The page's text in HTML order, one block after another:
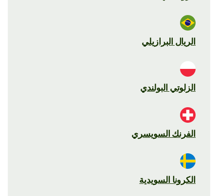
الريال البرازيلي
الزلوتي البولندي
الفرنك السويسري
الكرونا السويدية